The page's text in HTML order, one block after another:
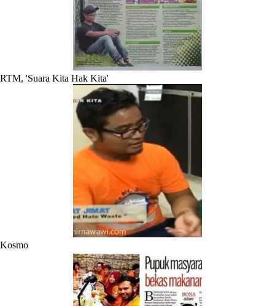
RTM, 'Suara Kita Hak Kita'
Kosmo